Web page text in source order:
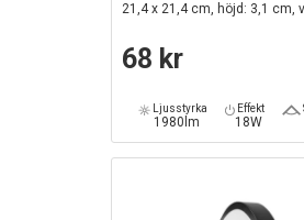
21,4 x 21,4 cm, höjd: 3,1 cm,
68 kr
Ljusstyrka
1980lm
Effekt
18W